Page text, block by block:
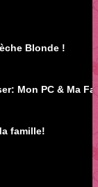
Blonde !
Mon PC & Ma
famille!